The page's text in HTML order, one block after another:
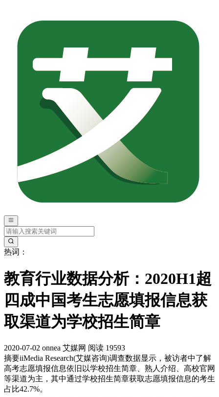
热词：
教育行业数据分析：2020H1超
四成中国考生志愿填报信息获
取渠道为学校招生简章
2020-07-02 onnea 艾媒网 阅读 19593
摘要iiMedia Research(艾媒咨询)调查数据显示，被访者中了解
高考志愿填报信息依旧以学校招生简章、熟人介绍、高校官网
等渠道为主，其中通过学校招生简章获取志愿填报信息的考生
占比42.7%。